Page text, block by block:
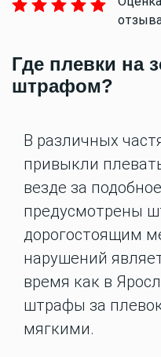
Где плевки на
штрафом?
В различных
привыкли
везде за
предусмотрены
дорогостоящим
нарушений
время как в
штрафы за
мягкими.